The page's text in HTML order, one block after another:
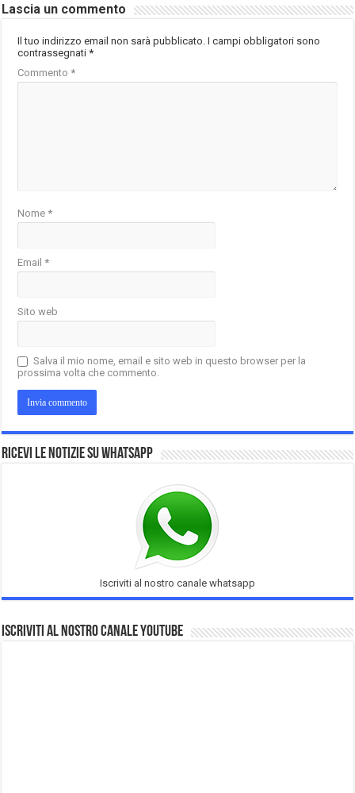
Lascia un commento
Il tuo indirizzo email non sarà pubblicato. I campi obbligatori sono
contrassegnati*
Commento*
Nome*
Email*
Sito web
Salva il mio nome, email e sito web in questo browser per la
prossima volta che commento.
Ricevi le notizie su Whatsapp
Iscriviti al nostro canale whatsapp
Iscriviti al nostro Canale Youtube